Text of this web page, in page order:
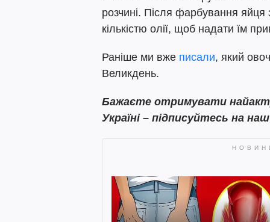
розчині. Після фарбування
кількістю олії, щоб надати їм
Раніше ми вже писали, який
Великдень.
Бажаєте отримувати
Україні – підписуйтесь на